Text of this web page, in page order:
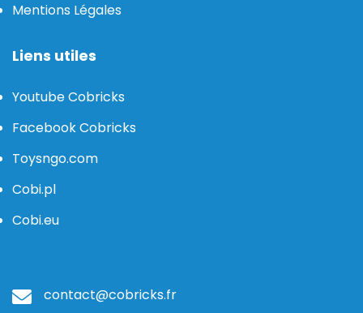
Mentions Légales
Liens utiles
Youtube Cobricks
Facebook Cobricks
Toysngo.com
Cobi.pl
Cobi.eu
contact@cobricks.fr